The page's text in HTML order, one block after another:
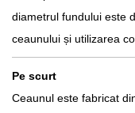
diametrul fundului este
ceaunului și utilizarea
Pe scurt
Ceaunul este fabricat